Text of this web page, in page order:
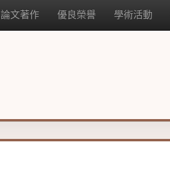
論文著作 優良榮譽 學術活動